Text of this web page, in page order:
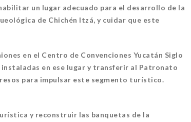
un lugar adecuado para el desarrollo de la
de Chichén Itzá, y cuidar que este
en el Centro de Convenciones Yucatán Siglo
en ese lugar y transferir al Patronato
para impulsar este segmento turístico.
y reconstruir las banquetas de la